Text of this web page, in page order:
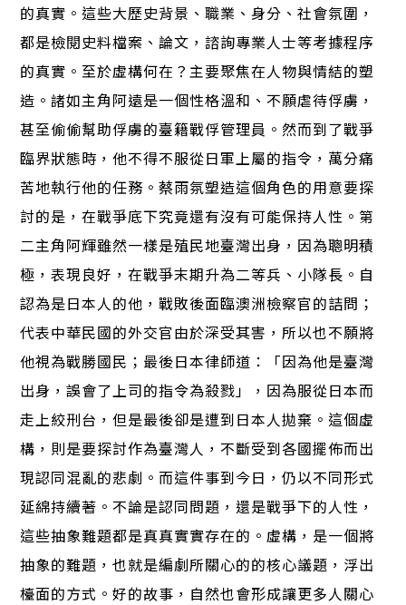
的真實。這些大歷史背景、職業、身分、社會氛圍，
都是檢閱史料檔案、論文，諮詢專業人士等考據程序
的真實。至於虛構何在？主要聚焦在人物與情結的塑
造。諸如主角阿遠是一個性格溫和、不願虐待俘虜，
甚至偷偷幫助俘虜的臺籍戰俘管理員。然而到了戰爭
臨界狀態時，他不得不服從日軍上屬的指令，萬分痛
苦地執行他的任務。蔡雨氛塑造這個角色的用意要探
討的是，在戰爭底下究竟還有沒有可能保持人性。第
二主角阿輝雖然一樣是殖民地臺灣出身，因為聰明積
極，表現良好，在戰爭末期升為二等兵、小隊長。自
認為是日本人的他，戰敗後面臨澳洲檢察官的詰問；
代表中華民國的外交官由於深受其害，所以也不願將
他視為戰勝國民；最後日本律師道：「因為他是臺灣
出身，誤會了上司的指令為殺戮」，因為服從日本而
走上絞刑台，但是最後卻是遭到日本人拋棄。這個虛
構，則是要探討作為臺灣人，不斷受到各國擺佈而出
現認同混亂的悲劇。而這件事到今日，仍以不同形式
延綿持續著。不論是認同問題，還是戰爭下的人性，
這些抽象難題都是真真實實存在的。虛構，是一個將
抽象的難題，也就是編劇所關心的的核心議題，浮出
檯面的方式。好的故事，自然也會形成讓更多人關心